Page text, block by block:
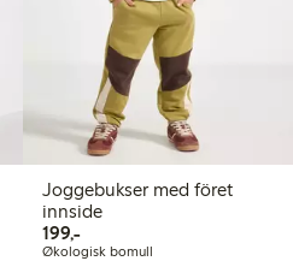
Joggebukser med föret
innside
199,-199,00 kr
Økologisk bomull